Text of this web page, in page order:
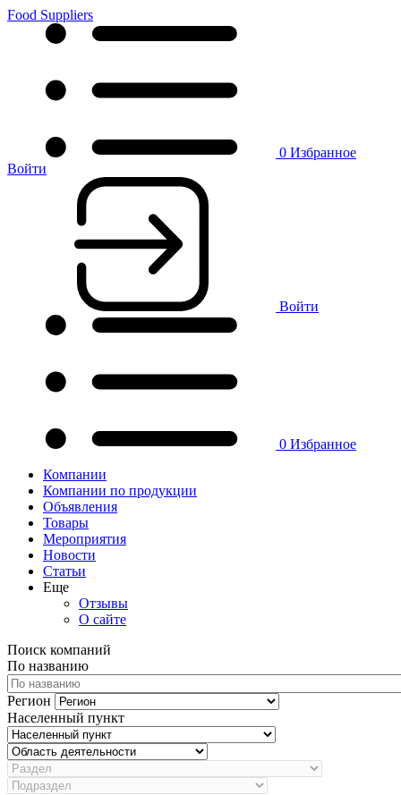
Food Suppliers
0 Избранное
Войти
Войти
0 Избранное
Компании
Компании по продукции
Объявления
Товары
Мероприятия
Новости
Статьи
Еще
Отзывы
О сайте
Поиск компаний
По названию
Регион
Населенный пункт